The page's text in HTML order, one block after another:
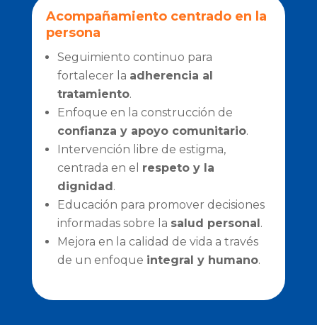
Acompañamiento centrado en la
persona
Seguimiento continuo para
fortalecer la adherencia al
tratamiento.
Enfoque en la construcción de
confianza y apoyo comunitario.
Intervención libre de estigma,
centrada en el respeto y la
dignidad .
Educación para promover decisiones
informadas sobre la salud personal .
Mejora en la calidad de vida a través
de un enfoque integral y humano.